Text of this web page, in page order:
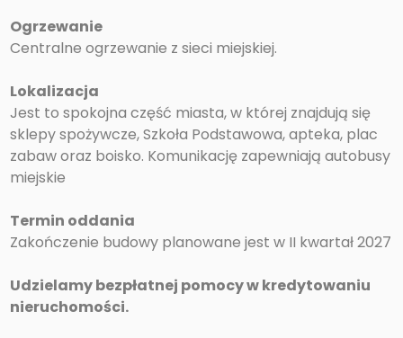
Ogrzewanie
Centralne ogrzewanie z sieci miejskiej.
Lokalizacja
Jest to spokojna część miasta, w której znajdują się
sklepy spożywcze, Szkoła Podstawowa, apteka, plac
zabaw oraz boisko. Komunikację zapewniają autobusy
miejskie
Termin oddania
Zakończenie budowy planowane jest w II kwartał 2027
Udzielamy bezpłatnej pomocy w kredytowaniu
nieruchomości.